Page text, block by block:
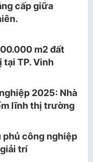
cấp giữa
m2 đất
tại TP. Vinh
2025: Nhà
lĩnh thị trường
phủ công nghiệp
trí